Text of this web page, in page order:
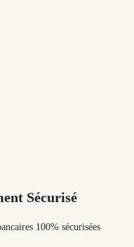
Sécurisé
100% sécurisées